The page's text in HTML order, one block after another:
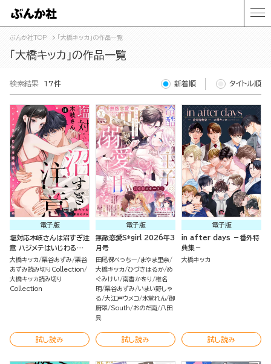
ぶんか社TOP 「大橋キッカ」の作品一覧
「大橋キッカ」の作品一覧
検索結果 17件 新着順 タイトル順
電子版
塩対応木岐さんは沼すぎ注
意 ハジメテはいじわる愛
撫でナカまでとろとろ（単
話版）
大橋キッカ 栗谷あずみ 栗谷
あずみ読み切りCollection
大橋キッカ読み切り
Collection
試し読み
電子版
無敵恋愛S*girl 2026年3
月号
田尾裸べっちー
まやま里奈
大橋キッカ ひづきはるか め
ぐみけい 南香かをり
椎名
明 栗谷あずみ
いまい野しゃ
る 大江戸ウメコ 氷堂れん 御
厨翠 South おのだ南 八田
具
試し読み
電子版
in after days －番外特
典集－
大橋キッカ
試し読み